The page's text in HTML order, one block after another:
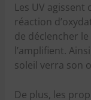
Les UV agissent
réaction
de déclencher
l’amplifient.
soleil verra son
De plus, les